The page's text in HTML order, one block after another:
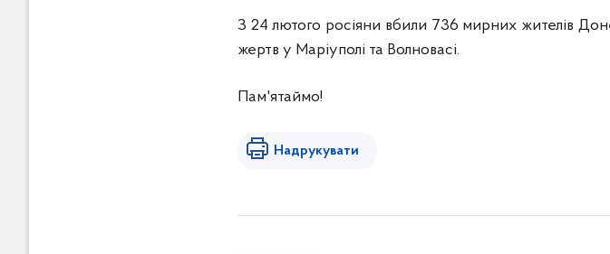
З 24 лютого росіяни вбили 736 мирних жителів
жертв у Маріуполі та Волновасі.
Пам'ятаймо!
Надрукувати